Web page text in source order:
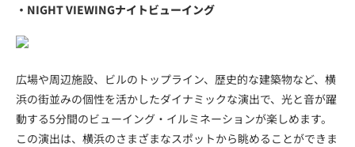
・NIGHT VIEWINGナイトビューイング
広場や周辺施設、ビルのトップライン、歴史的な建築物など、横
浜の街並みの個性を活かしたダイナミックな演出で、光と音が躍
動する5分間のビューイング・イルミネーションが楽しめます。
この演出は、横浜のさまざまなスポットから眺めることができま